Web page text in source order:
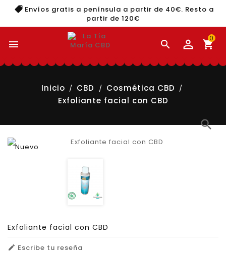
Envíos gratis a península a partir de 40€. Resto a
partir de 120€
  shopping_cart
0
Inicio CBD
Cosmética CBD
Exfoliante facial con CBD
Nuevo
search
Exfoliante facial con CBD
 Escribe tu reseña